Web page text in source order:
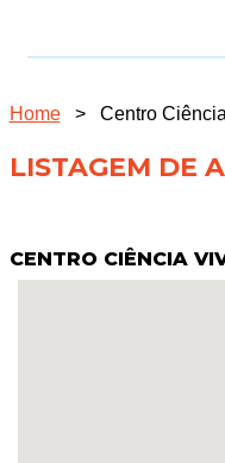
Home > Centro
LISTAGEM DE
CENTRO CIÊNCIA